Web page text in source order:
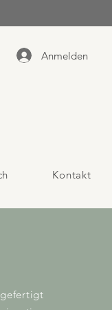
Anmelden
Kontakt